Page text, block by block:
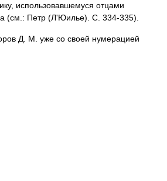
использовавшемуся отцами
(см.: Петр (Л'Юилье). С. 334-335).
Д. М. уже со своей нумерацией